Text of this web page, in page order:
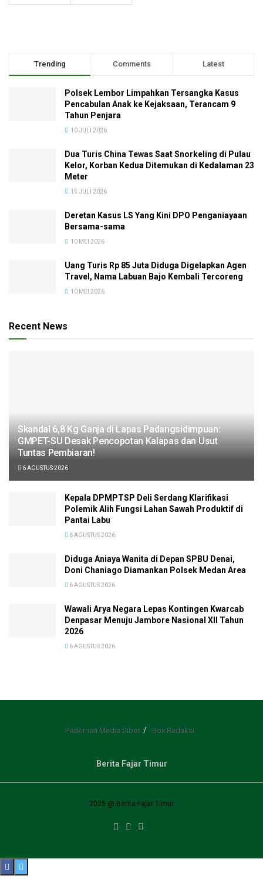
Trending Comments Latest
Polsek Lembor Limpahkan Tersangka Kasus
Pencabulan Anak ke Kejaksaan, Terancam 9
Tahun Penjara
10 JULI 2026
Dua Turis China Tewas Saat Snorkeling di Pulau
Kelor, Korban Kedua Ditemukan di Kedalaman 23
Meter
15 JULI 2026
Deretan Kasus LS Yang Kini DPO Penganiayaan
Bersama-sama
10 MEI 2026
Uang Turis Rp 85 Juta Diduga Digelapkan Agen
Travel, Nama Labuan Bajo Kembali Tercoreng
10 MEI 2026
Recent News
Skandal 6,8 Kg Ganja di Lapas Padangsidimpuan:
GMPET-SU Desak Pencopotan Kalapas dan Usut
Tuntas Pembiaran!
6 AGUSTUS 2026
Kepala DPMPTSP Deli Serdang Klarifikasi
Polemik Alih Fungsi Lahan Sawah Produktif di
Pantai Labu
6 AGUSTUS 2026
Diduga Aniaya Wanita di Depan SPBU Denai,
Doni Chaniago Diamankan Polsek Medan Area
6 AGUSTUS 2026
Wawali Arya Negara Lepas Kontingen Kwarcab
Denpasar Menuju Jambore Nasional XII Tahun
2026
6 AGUSTUS 2026
Pedoman Media Siber Box Redaksi
Berita Fajar Timur
2025 @ Berita Fajar Timur